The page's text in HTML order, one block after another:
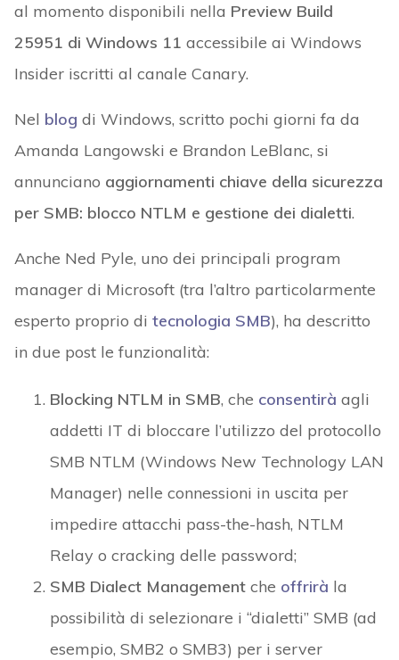
al momento disponibili nella Preview Build
25951 di Windows 11 accessibile ai Windows
Insider iscritti al canale Canary.
Nel blog di Windows, scritto pochi giorni fa da
Amanda Langowski e Brandon LeBlanc, si
annunciano aggiornamenti chiave della sicurezza
per SMB: blocco NTLM e gestione dei dialetti.
Anche Ned Pyle, uno dei principali program
manager di Microsoft (tra l’altro particolarmente
esperto proprio di tecnologia SMB), ha descritto
in due post le funzionalità:
Blocking NTLM in SMB, che consentirà agli
addetti IT di bloccare l’utilizzo del protocollo
SMB NTLM (Windows New Technology LAN
Manager) nelle connessioni in uscita per
impedire attacchi pass-the-hash, NTLM
Relay o cracking delle password;
SMB Dialect Managementche offrirà la
possibilità di selezionare i “dialetti” SMB (ad
esempio, SMB2 o SMB3) per i server